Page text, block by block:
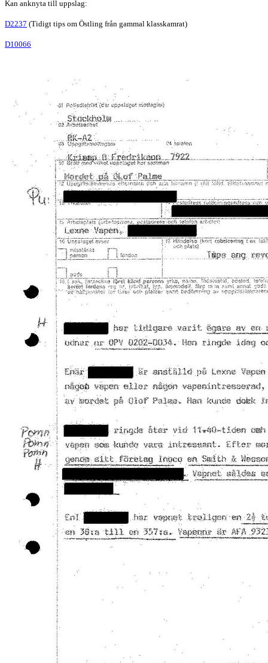
Kan anknyta till uppslag:
D2237 (Tidigt tips om Östling från gammal klasskamrat)
D10066